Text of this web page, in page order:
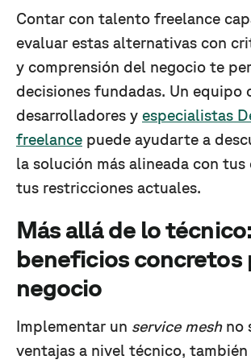
Contar con talento freelance
evaluar estas alternativas con
y comprensión del negocio te
decisiones fundadas. Un equipo
desarrolladores y especialistas
freelance puede ayudarte a
la solución más alineada con
tus restricciones actuales.
Más allá de lo técnico:
beneficios concretos
negocio
Implementar un service meshno
ventajas a nivel técnico,